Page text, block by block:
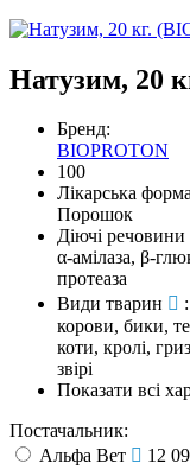
Натузим, 20
Бренд:
BIOPROTON
100
Лікарська
Порошок
Діючі речовини
α-амілаза, β-
протеаза
Види тварин
:
корови, бики,
коти, кролі,
звірі
Показати всі
Постачальник:
Альфа Вет
12